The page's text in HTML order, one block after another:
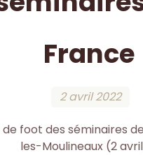
France
2 avril 2022
de foot des séminaires
les-Moulineaux (2